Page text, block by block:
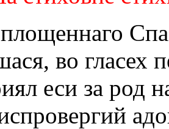
во гласех
еси за род